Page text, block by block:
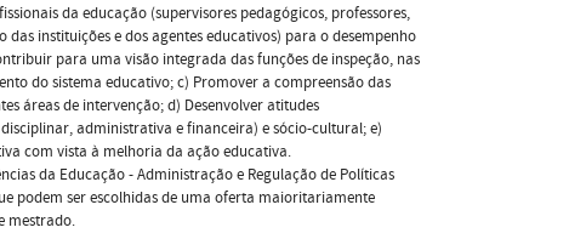
da educação (supervisores pedagógicos, professores,
instituições e dos agentes educativos) para o desempenho
para uma visão integrada das funções de inspeção, nas
do sistema educativo; c) Promover a compreensão das
áreas de intervenção; d) Desenvolver atitudes
administrativa e financeira) e sócio-cultural; e)
com vista à melhoria da ação educativa.
da Educação - Administração e Regulação de Políticas
podem ser escolhidas de uma oferta maioritariamente
mestrado.